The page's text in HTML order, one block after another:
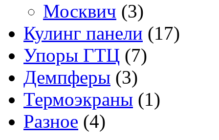
Москвич (3)
Кулинг панели (17)
Упоры ГТЦ (7)
Демпферы (3)
Термоэкраны (1)
Разное (4)